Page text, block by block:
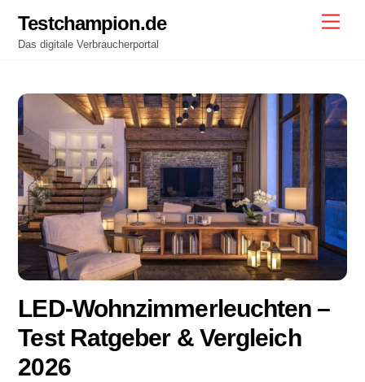
content
Testchampion.de
Das digitale Verbraucherportal
LED-Wohnzimmerleuchten–
Test Ratgeber & Vergleich
2026